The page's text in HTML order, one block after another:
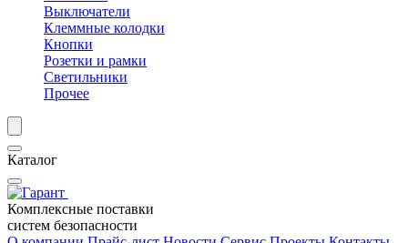
Выключатели
Клеммные колодки
Кнопки
Розетки и рамки
Светильники
Прочее
Каталог
Комплексные поставки
систем безопасности